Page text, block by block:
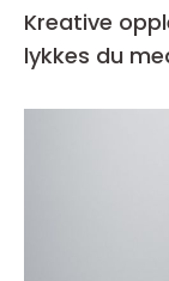
Kreative
lykkes du